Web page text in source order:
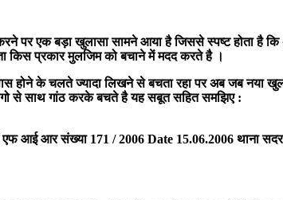
एक बड़ा खुलासा सामने आया है जिससे स्पष्ट होता है
किस प्रकार मुलजिम को बचाने में मदद करते है ।
के चलते ज्यादा लिखने से बचता रहा पर अब जब नया
से साथ गांठ करके बचते है यह सबूत सहित समझिए :
एफ आई आर संख्या 171 / 2006 Date 15.06.2006 थाना